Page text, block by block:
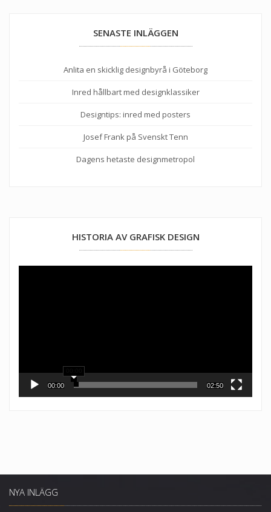
SENASTE INLÄGGEN
Anlita en skicklig designbyrå i Göteborg
Inred hållbart med designklassiker
Designtips: inred med posters
Josef Frank på Svenskt Tenn
Dagens hetaste designmetropol
HISTORIA AV GRAFISK DESIGN
00:00 02:50
NYA INLÄGG